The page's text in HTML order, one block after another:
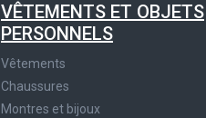
VÊTEMENTS ET OBJETS
PERSONNELS
Vêtements
Chaussures
Montres et bijoux